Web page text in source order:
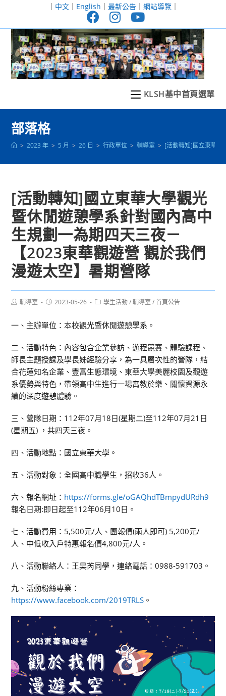
至
｜ 中文｜ English ｜ 最新公告｜ 網站導覽｜
KLSH基中首頁選單
部落格
> 2023 年 > 5 月 > 26 日 > 行政單位 > 輔導室 > [活動轉知]國立東華大
[活動轉知]國立東華大學觀光
暨休閒遊憩學系針對國內高中
生規劃一為期四天三夜－
【2023東華觀遊營 觀於我們
漫遊太空】暑期營隊
Post輔導室
Post2023-05-26
Post學生活動 / 輔導室 / 首頁公告
一、主辦單位：本校觀光暨休閒遊憩學系。
二、活動特色：內容包含企業參訪、遊程競賽、體驗課程、
師長主題授課及學長姊經驗分享，為一具層次性的營隊，結
合花蓮知名企業、豐富生態環境、東華大學美麗校園及觀遊
系優勢與特色，帶領高中生進行一場寓教於樂、關懷資源永
續的深度遊憩體驗。
三、營隊日期：112年07月18日(星期二)至112年07月21日
(星期五) ，共四天三夜。
四、活動地點：國立東華大學。
五、活動對象：全國高中職學生，招收36人。
六、報名網址： https://forms.gle/oGAQhdTBmpydURdh9
報名日期:即日起至112年06月10日。
七、活動費用：5,500元/人、團報價(兩人即可) 5,200元/
人、中低收入戶特惠報名價4,800元/人。
八、活動聯絡人：王昊芮同學，連絡電話：0988-591703。
九、活動粉絲專業：
https://www.facebook.com/2019TRLS 。